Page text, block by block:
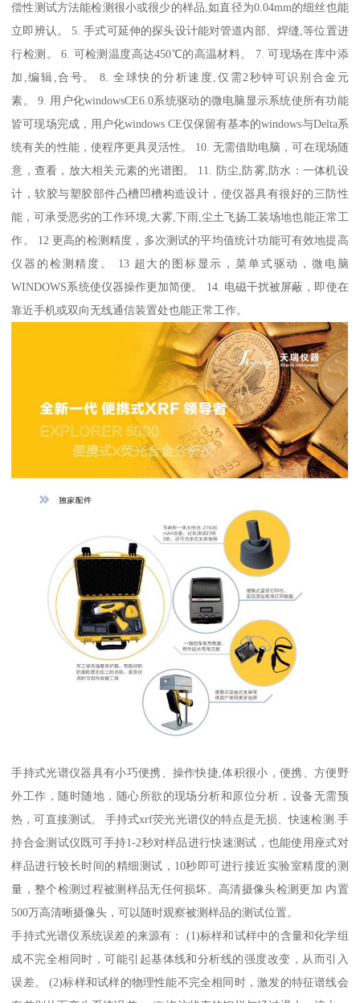
偿性测试方法能检测很小或很少的样品,如直径为0.04mm的细丝也能
立即辨认。 5. 手式可延伸的探头设计能对管道内部、焊缝,等位置进
行检测。 6. 可检测温度高达450℃的高温材料。 7. 可现场在库中添
加,编辑,合号。 8. 全球快的分析速度,仅需2秒钟可识别合金元
素。 9. 用户化windowsCE6.0系统驱动的微电脑显示系统使所有功能
皆可现场完成，用户化windows CE仅保留有基本的windows与Delta系
统有关的性能，使程序更具灵活性。 10. 无需借助电脑，可在现场随
意，查看，放大相关元素的光谱图。 11. 防尘,防雾,防水：一体机设
计，软胶与塑胶部件凸槽凹槽构造设计，使仪器具有很好的三防性
能，可承受恶劣的工作环境,大雾,下雨,尘土飞扬工装场地也能正常工
作。 12 更高的检测精度，多次测试的平均值统计功能可有效地提高
仪器的检测精度。 13 超大的图标显示，菜单式驱动，微电脑
WINDOWS系统使仪器操作更加简便。 14. 电磁干扰被屏蔽，即使在
靠近手机或双向无线通信装置处也能正常工作。
手持式光谱仪器具有小巧便携、操作快捷,体积很小，便携、方便野
外工作，随时随地，随心所欲的现场分析和原位分析，设备无需预
热，可直接测试。 手持式xrf荧光光谱仪的特点是无损、快速检测.手
持合金测试仪既可手持1-2秒对样品进行快速测试，也能使用座式对
样品进行较长时间的精细测试，10秒即可进行接近实验室精度的测
量，整个检测过程被测样品无任何损坏。高清摄像头检测更加 内置
500万高清晰摄像头，可以随时观察被测样品的测试位置。
手持式光谱仪系统误差的来源有： (1)标样和试样中的含量和化学组
成不完全相同时，可能引起基体线和分析线的强度改变，从而引入
误差。 (2)标样和试样的物理性能不完全相同时，激发的特征谱线会